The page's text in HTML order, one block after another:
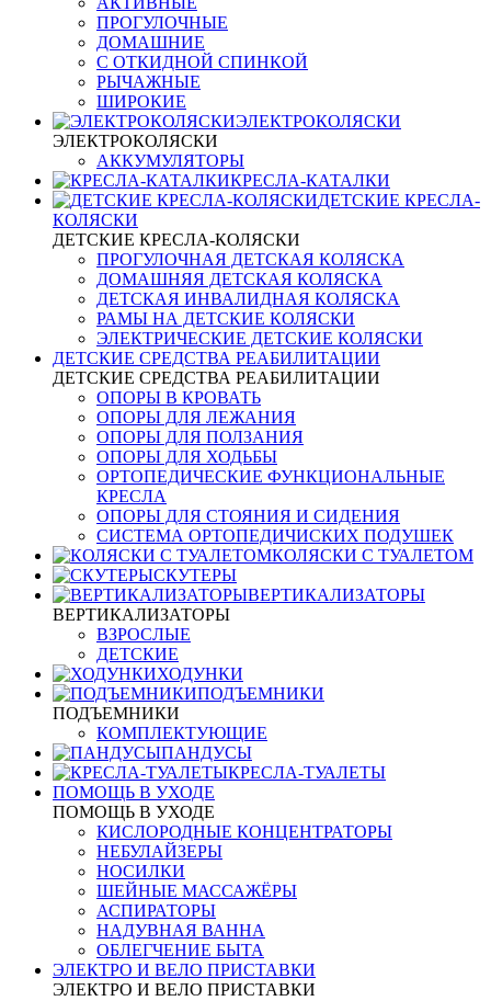
ПРОГУЛОЧНЫЕ
ДОМАШНИЕ
С ОТКИДНОЙ СПИНКОЙ
РЫЧАЖНЫЕ
ШИРОКИЕ
ЭЛЕКТРОКОЛЯСКИ
ЭЛЕКТРОКОЛЯСКИ
АККУМУЛЯТОРЫ
КРЕСЛА-КАТАЛКИ
ДЕТСКИЕ КРЕСЛА-
КОЛЯСКИ
ДЕТСКИЕ КРЕСЛА-КОЛЯСКИ
ПРОГУЛОЧНАЯ ДЕТСКАЯ КОЛЯСКА
ДОМАШНЯЯ ДЕТСКАЯ КОЛЯСКА
ДЕТСКАЯ ИНВАЛИДНАЯ КОЛЯСКА
РАМЫ НА ДЕТСКИЕ КОЛЯСКИ
ЭЛЕКТРИЧЕСКИЕ ДЕТСКИЕ КОЛЯСКИ
ДЕТСКИЕ СРЕДСТВА РЕАБИЛИТАЦИИ
ДЕТСКИЕ СРЕДСТВА РЕАБИЛИТАЦИИ
ОПОРЫ В КРОВАТЬ
ОПОРЫ ДЛЯ ЛЕЖАНИЯ
ОПОРЫ ДЛЯ ПОЛЗАНИЯ
ОПОРЫ ДЛЯ ХОДЬБЫ
ОРТОПЕДИЧЕСКИЕ ФУНКЦИОНАЛЬНЫЕ
КРЕСЛА
ОПОРЫ ДЛЯ СТОЯНИЯ И СИДЕНИЯ
СИСТЕМА ОРТОПЕДИЧИСКИХ ПОДУШЕК
КОЛЯСКИ С ТУАЛЕТОМ
СКУТЕРЫ
ВЕРТИКАЛИЗАТОРЫ
ВЕРТИКАЛИЗАТОРЫ
ВЗРОСЛЫЕ
ДЕТСКИЕ
ХОДУНКИ
ПОДЪЕМНИКИ
ПОДЪЕМНИКИ
КОМПЛЕКТУЮЩИЕ
ПАНДУСЫ
КРЕСЛА-ТУАЛЕТЫ
ПОМОЩЬ В УХОДЕ
ПОМОЩЬ В УХОДЕ
КИСЛОРОДНЫЕ КОНЦЕНТРАТОРЫ
НЕБУЛАЙЗЕРЫ
НОСИЛКИ
ШЕЙНЫЕ МАССАЖЁРЫ
АСПИРАТОРЫ
НАДУВНАЯ ВАННА
ОБЛЕГЧЕНИЕ БЫТА
ЭЛЕКТРО И ВЕЛО ПРИСТАВКИ
ЭЛЕКТРО И ВЕЛО ПРИСТАВКИ